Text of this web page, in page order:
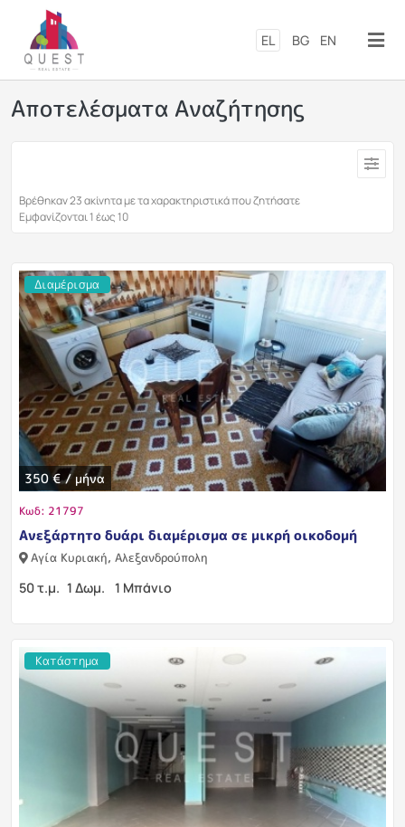
EL BG EN
Αποτελέσματα Αναζήτησης
Βρέθηκαν 23 ακίνητα με τα χαρακτηριστικά που ζητήσατε
Εμφανίζονται 1 έως 10
Διαμέρισμα
350 € / μήνα
Κωδ: 21797
Ανεξάρτητο δυάρι διαμέρισμα σε μικρή οικοδομή
Αγία Κυριακή, Αλεξανδρούπολη
50 τ.μ. 1 Δωμ. 1 Μπάνιο
Κατάστημα